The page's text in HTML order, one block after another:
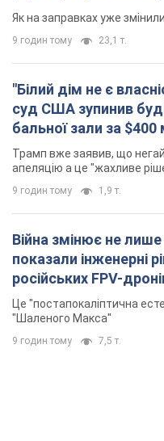
Як на заправках уже
9 годин тому 23,1 т.
"Білий дім не є
суд США зупинив
бальної зали за $400
Трамп вже заявив, що
апеляцію а це "жахливе
9 годин тому 1,9 т.
Війна змінює не
показали інженерні
російських FPV-
Це "постапокаліптична
"Шаленого Макса"
9 годин тому 7,5 т.